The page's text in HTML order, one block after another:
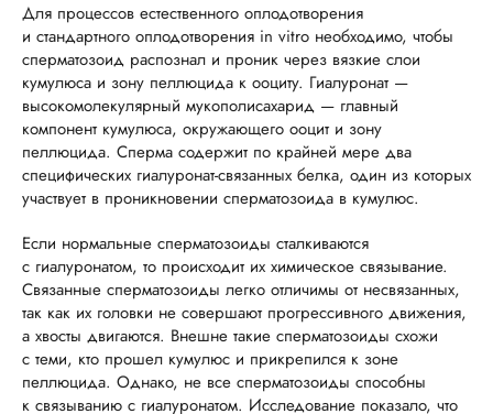
Для процессов естественного оплодотворения
и стандартного оплодотворения in vitro необходимо, чтобы
сперматозоид распознал и проник через вязкие слои
кумулюса и зону пеллюцида к ооциту. Гиалуронат —
высокомолекулярный мукополисахарид — главный
компонент кумулюса, окружающего ооцит и зону
пеллюцида. Сперма содержит по крайней мере два
специфических гиалуронат-связанных белка, один из которых
участвует в проникновении сперматозоида в кумулюс.
Если нормальные сперматозоиды сталкиваются
с гиалуронатом, то происходит их химическое связывание.
Связанные сперматозоиды легко отличимы от несвязанных,
так как их головки не совершают прогрессивного движения,
а хвосты двигаются. Внешне такие сперматозоиды схожи
с теми, кто прошел кумулюс и прикрепился к зоне
пеллюцида. Однако, не все сперматозоиды способны
к связыванию с гиалуронатом. Исследование показало, что